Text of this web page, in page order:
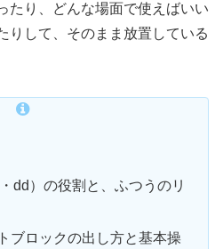
たり、どんな場面で使えばいい
りして、そのまま放置している
dd）の役割と、ふつうのリ
ブロックの出し方と基本操